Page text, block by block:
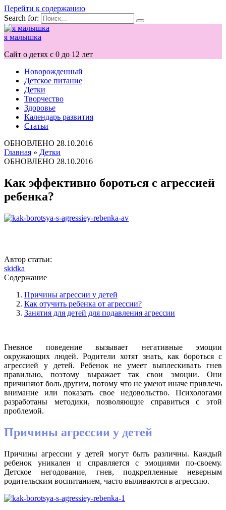
Перейти к содержанию
Search for:
я малышка
Сайт о детях с 0 до 12 лет
Новорожденный
Детское питание
Детки
Творчество
Здоровье
Календарь развития
Статьи
ОБНОВЛЕНО 28.10.2016
Главная » Детки
ОБНОВЛЕНО 28.10.2016
Как эффективно бороться с агрессией
ребенка?
Автор статьи:
skidka
Содержание
Причины агрессии у детей
Как отучить ребенка от агрессии?
Занятия для детей для подавления агрессии
Гневное поведение вызывает негативные эмоции
окружающих людей. Родители хотят знать, как бороться с
агрессией у детей. Ребенок не умеет выплескивать гнев
правильно, поэтому выражает так свои эмоции. Они
причиняют боль другим, потому что не умеют иначе привлечь
внимание или показать свое недовольство. Психологами
разработаны методики, позволяющие справиться с этой
проблемой.
Причины агрессии у детей
Причины агрессии у детей могут быть различны. Каждый
ребенок уникален и справляется с эмоциями по-своему.
Детское негодование, гнев, подкрепленные неверным
родительским воспитанием, часто выливаются в агрессию.